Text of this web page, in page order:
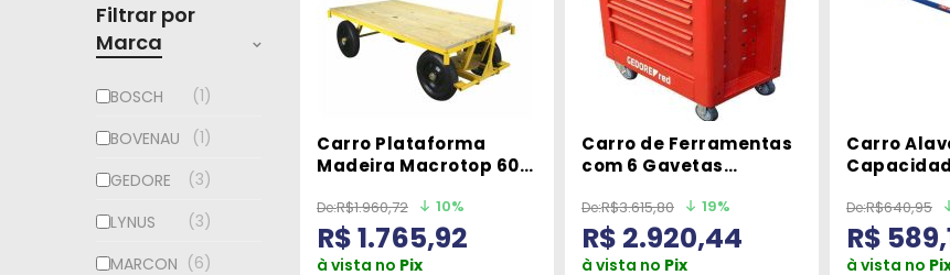
Carro Plataforma
Madeira Macrotop 600
R$1.960,72 10%
R$ 1.765,92
à vista no Pix
Carro de Ferramentas
com 6 Gavetas
R$3.615,80 19%
R$ 2.920,44
à vista no Pix
Carro
Bovenau
R$640,95
R$
à vista no
Filtrar por
Marca
BOSCH
1
BOVENAU
1
GEDORE
3
LYNUS
3
MARCON
6